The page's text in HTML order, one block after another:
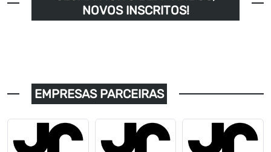
NOVOS INSCRITOS!
EMPRESAS PARCEIRAS